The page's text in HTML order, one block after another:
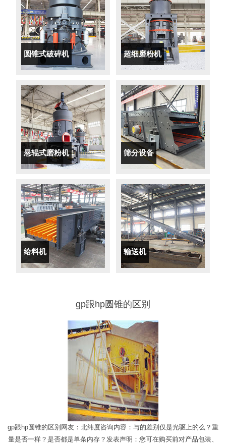
圆锥式破碎机 超细磨粉机
悬辊式磨粉机 筛分设备
给料机 输送机
gp跟hp圆锥的区别
gp跟hp圆锥的区别网友：北纬度咨询内容：与的差别仅是光驱上的么？重
量是否一样？是否都是单条内存？发表声明：您可在购买前对产品包装、